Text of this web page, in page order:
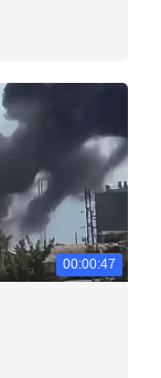
00:00:47